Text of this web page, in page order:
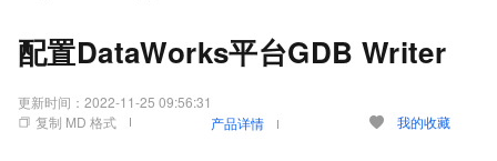
配置DataWorks平台GDB Writer
更新时间： 2022-11-25 09:56:31
复制 MD 格式
产品详情 我的收藏